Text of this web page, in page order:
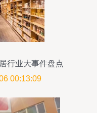
行业大事件盘点
00:13:09